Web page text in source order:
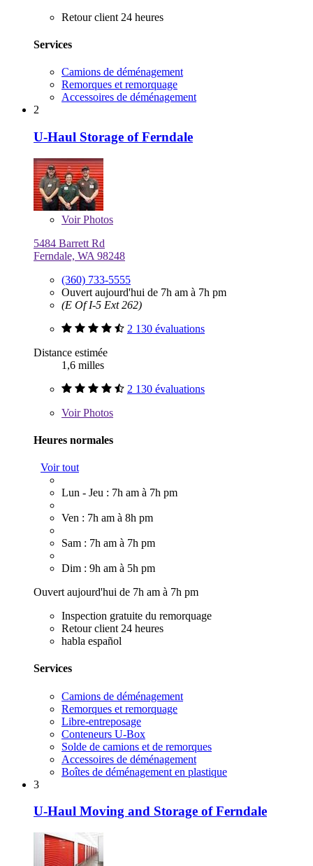
Retour client 24 heures
Services
Camions de déménagement
Remorques et remorquage
Accessoires de déménagement
2
U-Haul Storage of Ferndale
VoirPhotos
5484 Barrett Rd
Ferndale, WA 98248
(360) 733-5555
Ouvert aujourd'hui de 7h am à 7h pm
(E Of I-5 Ext 262)
2 130 évaluations
Distance estimée
1,6 milles
2 130 évaluations
VoirPhotos
Heures normales
Voir tout
Lun - Jeu : 7h am à 7h pm
Ven : 7h am à 8h pm
Sam : 7h am à 7h pm
Dim : 9h am à 5h pm
Ouvert aujourd'hui de 7h am à 7h pm
Inspection gratuite du remorquage
Retour client 24 heures
habla español
Services
Camions de déménagement
Remorques et remorquage
Libre-entreposage
Conteneurs U-Box
Solde de camions et de remorques
Accessoires de déménagement
Boîtes de déménagement en plastique
3
U-Haul Moving and Storage of Ferndale